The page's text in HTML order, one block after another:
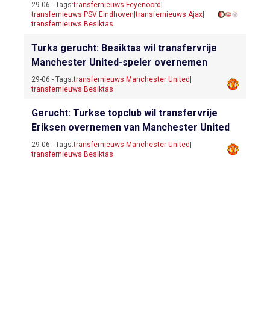
29-06 - Tags:transfernieuws Feyenoord
transfernieuws PSV Eindhoven |transfernieuws Ajax
transfernieuws Besiktas
Turks gerucht: Besiktas wil transfervrije
Manchester United-speler overnemen
29-06 - Tags:transfernieuws Manchester United
transfernieuws Besiktas
Gerucht: Turkse topclub wil transfervrije
Eriksen overnemen van Manchester United
29-06 - Tags:transfernieuws Manchester United
transfernieuws Besiktas